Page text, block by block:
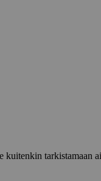
tarkistamaan